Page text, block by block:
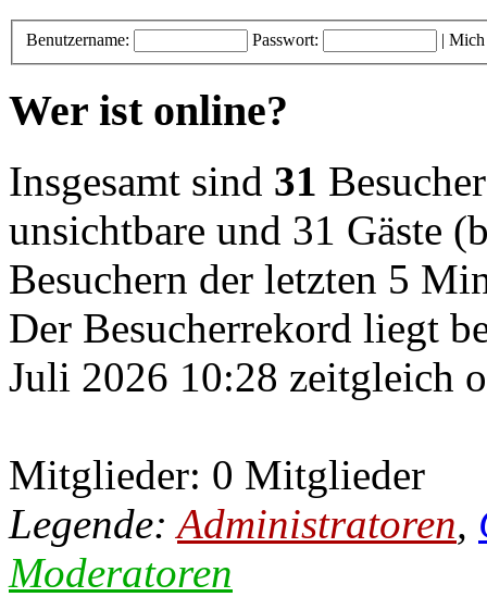
Benutzername: Passwort: | Mich
Wer ist online?
Insgesamt sind 31
unsichtbare und 31 Gäste
Besuchern der letzten 5
Der Besucherrekord liegt
Juli 2026 10:28 zeitgleich
Mitglieder: 0 Mitglieder
Legende:Administratoren,
Moderatoren